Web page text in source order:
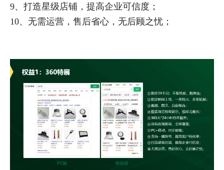
9、打造星级店铺，提高企业可信度 ；
10、无需运营，售后省心，无后顾之忧；